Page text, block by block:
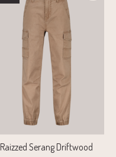
Raizzed Serang Driftwood